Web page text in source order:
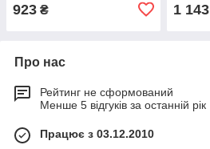
923 ₴ 1 143
Про нас
Рейтинг не сформований
Менше 5 відгуків за останній рік
Працює з 03.12.2010